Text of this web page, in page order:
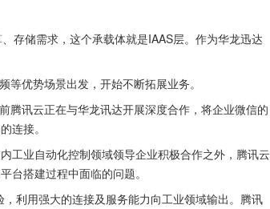
存储需求，这个承载体就是IAAS层。作为华龙迅达
优势场景出发，开始不断拓展业务。
腾讯云正在与华龙讯达开展深度合作，将企业微信的
连接。
工业自动化控制领域领导企业积极合作之外，腾讯云
台搭建过程中面临的问题。
利用强大的连接及服务能力向工业领域输出。腾讯